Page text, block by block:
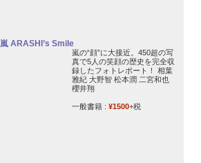
嵐 ARASHI’s Smile
嵐の“顔”に大接近。450超の写
真で5人の笑顔の歴史を完全収
録したフォトレポート！ 相葉
雅紀 大野智 松本潤 二宮和也
櫻井翔
一般書籍 : ¥1500+税